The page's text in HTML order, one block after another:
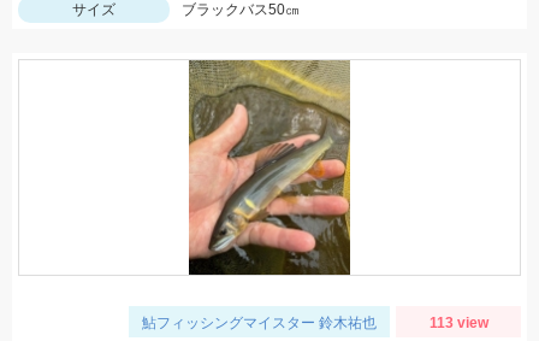
サイズ
ブラックバス50㎝
鮎フィッシングマイスター 鈴木祐也 113 view